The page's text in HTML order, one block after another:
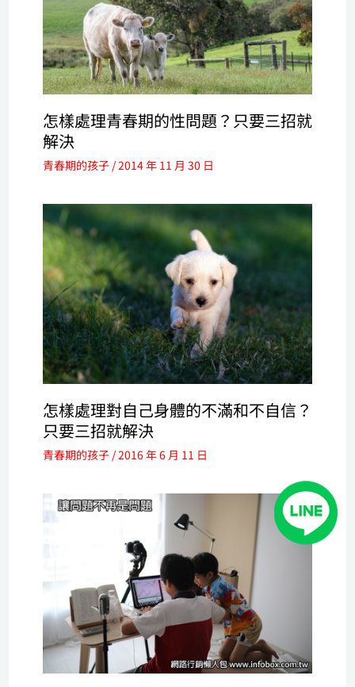
怎樣處理青春期的性問題？只要三招就
解決
青春期的孩子/2014 年 11 月 30 日
怎樣處理對自己身體的不滿和不自信？
只要三招就解決
青春期的孩子/2016 年 6 月 11 日